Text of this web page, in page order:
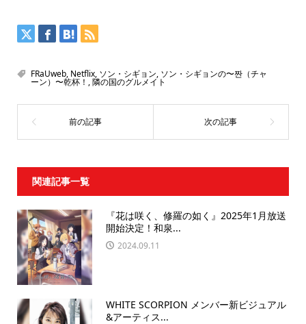
FRaUweb, Netflix, ソン・シギョン, ソン・シギョンの〜짠（チャ
ーン）〜乾杯！ ,隣の国のグルメイト
関連記事一覧
『花は咲く、修羅の如く』2025年1月放送
開始決定！和泉...
2024.09.11
WHITE SCORPION メンバー新ビジュアル
&アーティス...